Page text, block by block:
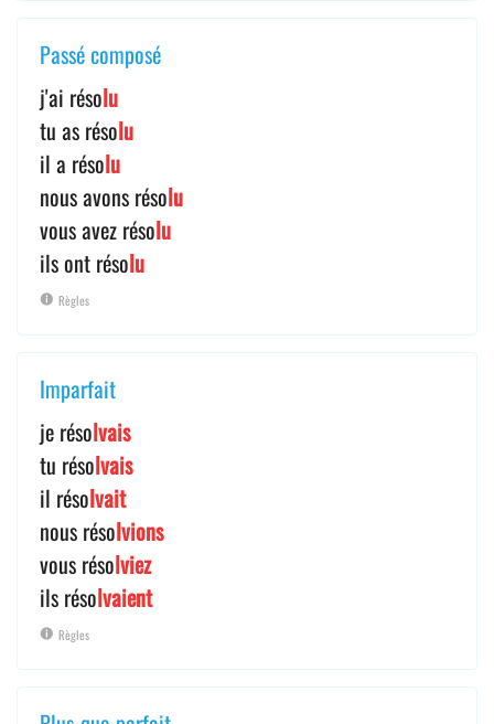
Passé composé
j'ai résolu
tu as résolu
il a résolu
nous avons résolu
vous avez résolu
ils ont résolu
Règles
Imparfait
je résolvais
tu résolvais
il résolvait
nous résolvions
vous résolviez
ils résolvaient
Règles